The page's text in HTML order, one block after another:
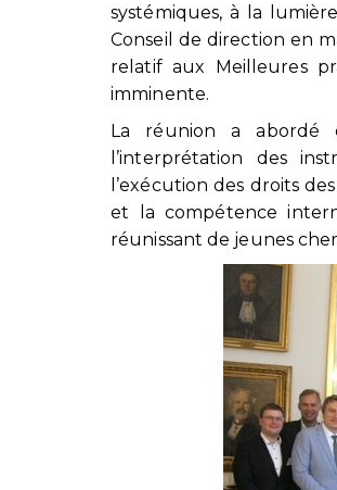
systémiques, à la
Conseil de direction en
relatif aux Meilleures
imminente.
La réunion a abordé
l’interprétation des
l’exécution des droits
et la compétence
réunissant de jeunes